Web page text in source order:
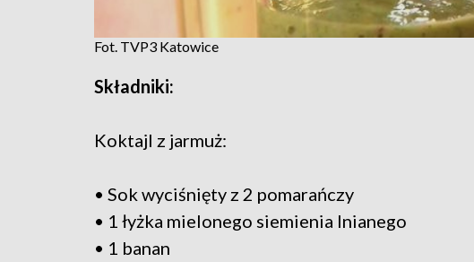
Fot. TVP3 Katowice
Składniki:
Koktajl z jarmuż:
• Sok wyciśnięty z 2 pomarańczy
• 1 łyżka mielonego siemienia lnianego
• 1 banan